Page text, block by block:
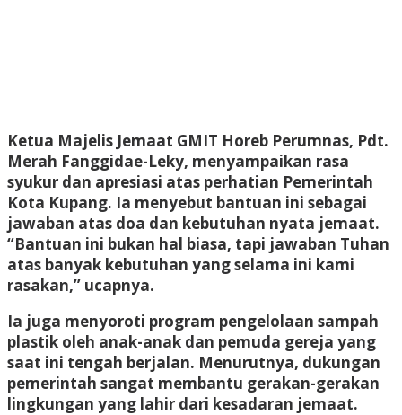
Ketua Majelis Jemaat GMIT Horeb Perumnas, Pdt.
Merah Fanggidae-Leky, menyampaikan rasa
syukur dan apresiasi atas perhatian Pemerintah
Kota Kupang. Ia menyebut bantuan ini sebagai
jawaban atas doa dan kebutuhan nyata jemaat.
“Bantuan ini bukan hal biasa, tapi jawaban Tuhan
atas banyak kebutuhan yang selama ini kami
rasakan,” ucapnya.
Ia juga menyoroti program pengelolaan sampah
plastik oleh anak-anak dan pemuda gereja yang
saat ini tengah berjalan. Menurutnya, dukungan
pemerintah sangat membantu gerakan-gerakan
lingkungan yang lahir dari kesadaran jemaat.